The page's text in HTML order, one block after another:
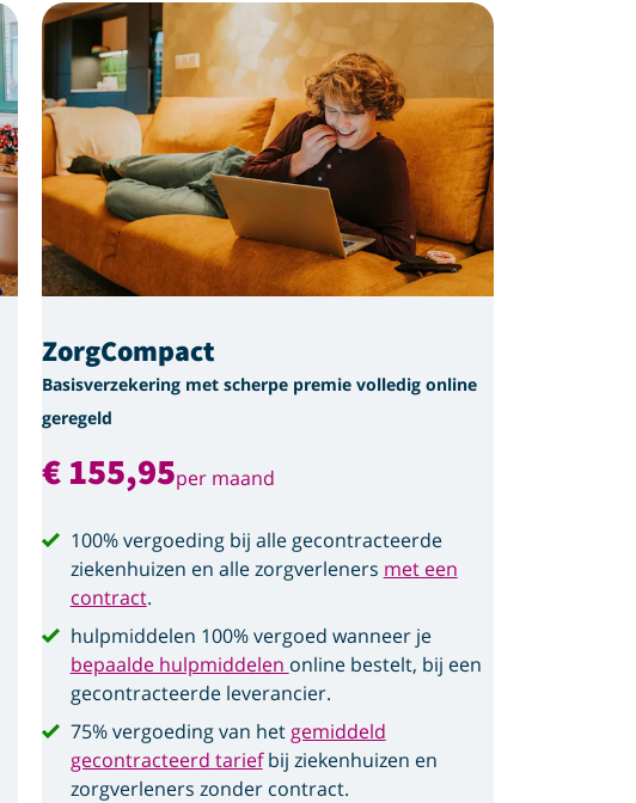
ZorgCompact
Basisverzekering met scherpe premie volledig online
geregeld
€ 155,95per maand
100% vergoeding bij alle gecontracteerde
ziekenhuizen en alle zorgverleners met een
contract.
hulpmiddelen 100% vergoed wanneer je
bepaalde hulpmiddelen online bestelt, bij een
gecontracteerde leverancier.
75% vergoeding van het gemiddeld
gecontracteerd tariefbij ziekenhuizen en
zorgverleners zonder contract.